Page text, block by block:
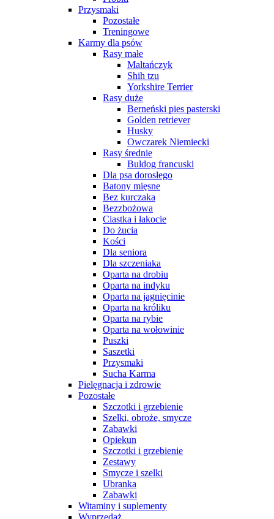
Przysmaki
Pozostałe
Treningowe
Karmy dla psów
Rasy małe
Maltańczyk
Shih tzu
Yorkshire Terrier
Rasy duże
Berneński pies pasterski
Golden retriever
Husky
Owczarek Niemiecki
Rasy średnie
Buldog francuski
Dla psa dorosłego
Batony mięsne
Bez kurczaka
Bezzbożowa
Ciastka i łakocie
Do żucia
Kości
Dla seniora
Dla szczeniaka
Oparta na drobiu
Oparta na indyku
Oparta na jagnięcinie
Oparta na króliku
Oparta na rybie
Oparta na wołowinie
Puszki
Saszetki
Przysmaki
Sucha Karma
Pielęgnacja i zdrowie
Pozostałe
Szczotki i grzebienie
Szelki, obroże, smycze
Zabawki
Opiekun
Szczotki i grzebienie
Zestawy
Smycze i szelki
Ubranka
Zabawki
Witaminy i suplementy